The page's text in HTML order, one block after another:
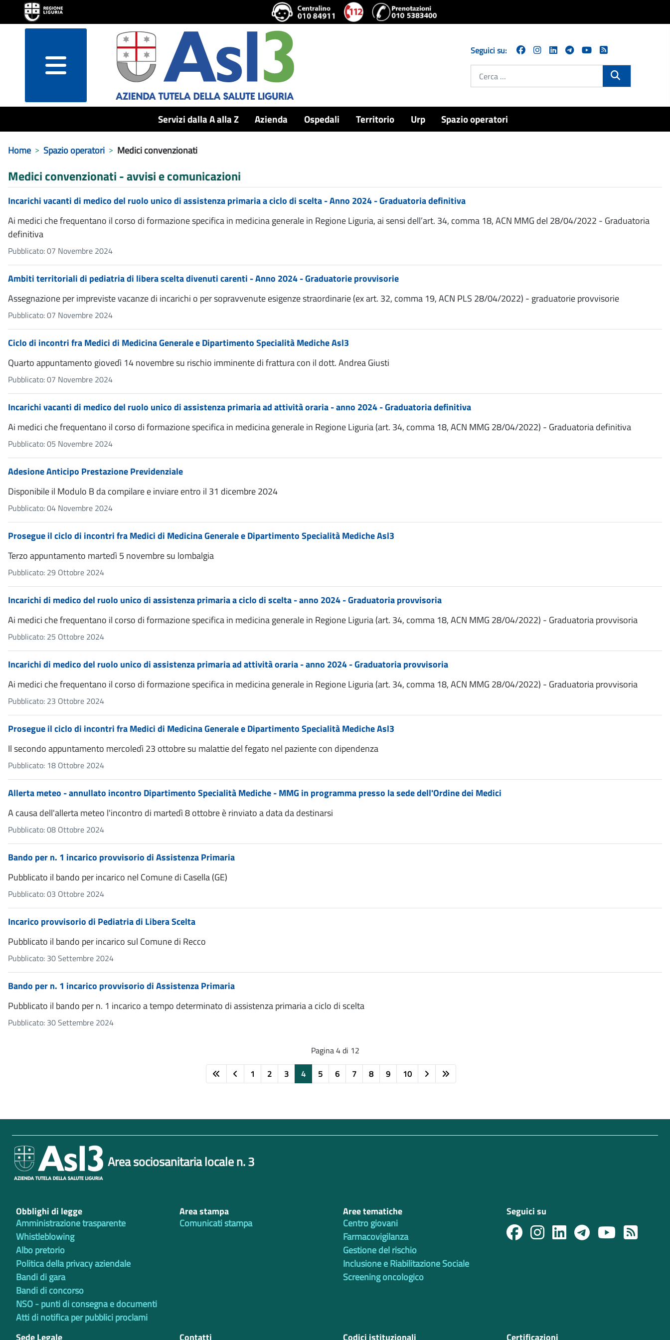
menu
Seguici su:
Cerca
Servizi dalla A alla Z Azienda Ospedali Territorio Urp Spazio operatori
Home Spazio operatori Medici convenzionati
Medici convenzionati - avvisi e comunicazioni
Incarichi vacanti di medico del ruolo unico di assistenza primaria a ciclo di scelta - Anno 2024 - Graduatoria definitiva
Ai medici che frequentano il corso di formazione specifica in medicina generale in Regione Liguria, ai sensi dell’art. 34, comma 18, ACN MMG del 28/04/2022 - Graduatoria
definitiva
Pubblicato: 07 Novembre 2024
Ambiti territoriali di pediatria di libera scelta divenuti carenti - Anno 2024 - Graduatorie provvisorie
Assegnazione per impreviste vacanze di incarichi o per sopravvenute esigenze straordinarie (ex art. 32, comma 19, ACN PLS 28/04/2022) - graduatorie provvisorie
Pubblicato: 07 Novembre 2024
Ciclo di incontri fra Medici di Medicina Generale e Dipartimento Specialità Mediche Asl3
Quarto appuntamento giovedì 14 novembre su rischio imminente di frattura con il dott. Andrea Giusti
Pubblicato: 07 Novembre 2024
Incarichi vacanti di medico del ruolo unico di assistenza primaria ad attività oraria - anno 2024 - Graduatoria definitiva
Ai medici che frequentano il corso di formazione specifica in medicina generale in Regione Liguria (art. 34, comma 18, ACN MMG 28/04/2022) - Graduatoria definitiva
Pubblicato: 05 Novembre 2024
Adesione Anticipo Prestazione Previdenziale
Disponibile il Modulo B da compilare e inviare entro il 31 dicembre 2024
Pubblicato: 04 Novembre 2024
Prosegue il ciclo di incontri fra Medici di Medicina Generale e Dipartimento Specialità Mediche Asl3
Terzo appuntamento martedì 5 novembre su lombalgia
Pubblicato: 29 Ottobre 2024
Incarichi di medico del ruolo unico di assistenza primaria a ciclo di scelta - anno 2024 - Graduatoria provvisoria
Ai medici che frequentano il corso di formazione specifica in medicina generale in Regione Liguria (art. 34, comma 18, ACN MMG 28/04/2022) - Graduatoria provvisoria
Pubblicato: 25 Ottobre 2024
Incarichi di medico del ruolo unico di assistenza primaria ad attività oraria - anno 2024 - Graduatoria provvisoria
Ai medici che frequentano il corso di formazione specifica in medicina generale in Regione Liguria (art. 34, comma 18, ACN MMG 28/04/2022) - Graduatoria provvisoria
Pubblicato: 23 Ottobre 2024
Prosegue il ciclo di incontri fra Medici di Medicina Generale e Dipartimento Specialità Mediche Asl3
Il secondo appuntamento mercoledì 23 ottobre su malattie del fegato nel paziente con dipendenza
Pubblicato: 18 Ottobre 2024
Allerta meteo - annullato incontro Dipartimento Specialità Mediche - MMG in programma presso la sede dell'Ordine dei Medici
A causa dell'allerta meteo l'incontro di martedì 8 ottobre è rinviato a data da destinarsi
Pubblicato: 08 Ottobre 2024
Bando per n. 1 incarico provvisorio di Assistenza Primaria
Pubblicato il bando per incarico nel Comune di Casella (GE)
Pubblicato: 03 Ottobre 2024
Incarico provvisorio di Pediatria di Libera Scelta
Pubblicato il bando per incarico sul Comune di Recco
Pubblicato: 30 Settembre 2024
Bando per n. 1 incarico provvisorio di Assistenza Primaria
Pubblicato il bando per n. 1 incarico a tempo determinato di assistenza primaria a ciclo di scelta
Pubblicato: 30 Settembre 2024
Pagina 4 di 12
1
2 3 4 5 6 7 8 9 10
Area sociosanitaria locale n. 3
Obblighi di legge
Amministrazione trasparente
Whistleblowing
Albo pretorio
Politica della privacy aziendale
Bandi di gara
Bandi di concorso
NSO - punti di consegna e documenti
Atti di notifica per pubblici proclami
Area stampa
Comunicati stampa
Aree tematiche
Centro giovani
Farmacovigilanza
Gestione del rischio
Inclusione e Riabilitazione Sociale
Screening oncologico
Seguici su
Sede Legale Contatti Codici istituzionali Certificazioni